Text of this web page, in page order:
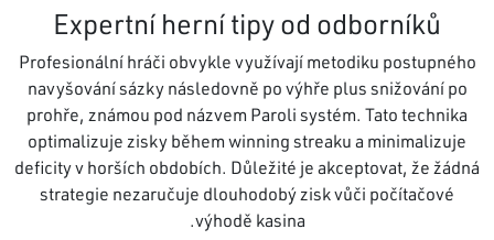
Expertní herní tipy od odborníků
Profesionální hráči obvykle využívají metodiku postupného
navyšování sázky následovně po výhře plus snižování po
prohře, známou pod názvem Paroli systém. Tato technika
optimalizuje zisky během winning streaku a minimalizuje
deficity v horších obdobích. Důležité je akceptovat, že žádná
strategie nezaručuje dlouhodobý zisk vůči počítačové
výhodě kasina.